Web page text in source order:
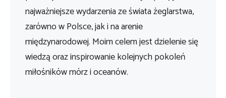
najważniejsze wydarzenia ze świata żeglarstwa,
zarówno w Polsce, jak i na arenie
międzynarodowej. Moim celem jest dzielenie się
wiedzą oraz inspirowanie kolejnych pokoleń
miłośników mórz i oceanów.